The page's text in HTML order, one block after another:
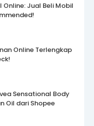
Jual Beli Mobil
Online Terlengkap
Sensational Body
Oil dari Shopee